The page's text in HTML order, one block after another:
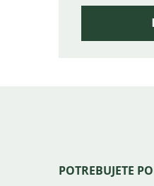
Zápätie
POTREBUJETE